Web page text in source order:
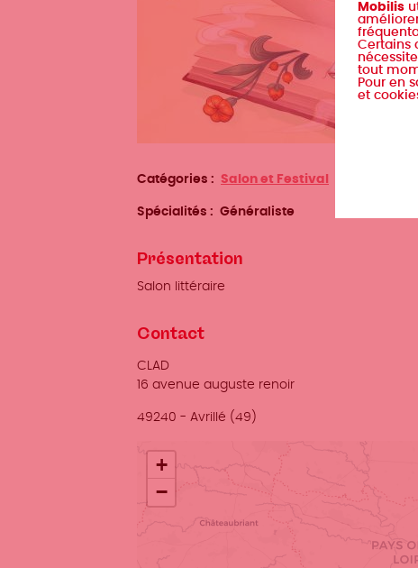
Catégories Salon et Festival
Spécialités Généraliste
Présentation
Salon littéraire
Contact
Adresse
CLAD
16 avenue auguste renoir
Ville
49240 - Avrillé (49)
Localisation
+
−
Mobilis
Certains
tout
Pour en
et